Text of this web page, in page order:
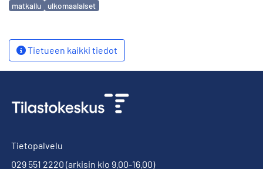
matkailu
ulkomaalaiset
Tietueen kaikki tiedot
Tietopalvelu
029 551 2220 (arkisin klo 9.00-16.00)